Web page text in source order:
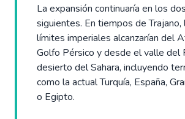
La expansión continuaría en los
siguientes. En tiempos de Trajano,
límites imperiales alcanzarían del
Golfo Pérsico y desde el valle del
desierto del Sahara, incluyendo
como la actual Turquía, España,
o Egipto.